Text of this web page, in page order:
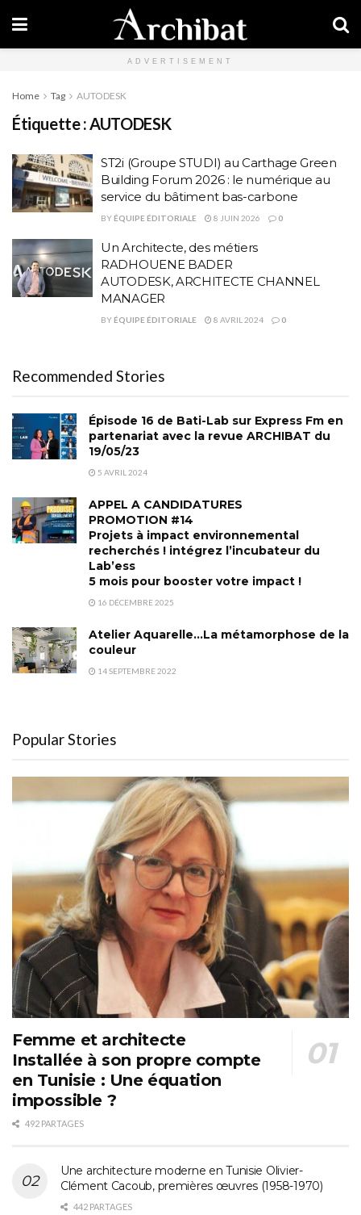
ADVERTISEMENT
Home Tag AUTODESK
Étiquette :AUTODESK
ST2i (Groupe STUDI) au Carthage Green
Building Forum 2026 : le numérique au
service du bâtiment bas-carbone
BY ÉQUIPE ÉDITORIALE 8 JUIN 2026 0
Un Architecte, des métiers
RADHOUENE BADER
AUTODESK, ARCHITECTE CHANNEL
MANAGER
BY ÉQUIPE ÉDITORIALE 8 AVRIL 2024 0
Recommended Stories
Épisode 16 de Bati-Lab sur Express Fm en
partenariat avec la revue ARCHIBAT du
19/05/23
5 AVRIL 2024
APPEL A CANDIDATURES
PROMOTION #14
Projets à impact environnemental
recherchés ! intégrez l’incubateur du
Lab’ess
5 mois pour booster votre impact !
16 DÉCEMBRE 2025
Atelier Aquarelle…La métamorphose de la
couleur
14 SEPTEMBRE 2022
Popular Stories
Femme et architecte
Installée à son propre compte
en Tunisie : Une équation
impossible ?
492 PARTAGES
Une architecture moderne en Tunisie Olivier-
Clément Cacoub, premières œuvres (1958-1970)
442 PARTAGES